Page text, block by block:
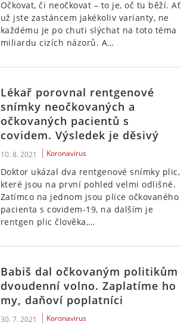
Očkovat, či neočkovat – to je, oč tu běží. Ať
už jste zastáncem jakékoliv varianty, ne
každému je po chuti slýchat na toto téma
miliardu cizích názorů. A…
Lékař porovnal rentgenové
snímky neočkovaných a
očkovaných pacientů s
covidem. Výsledek je děsivý
10. 8. 2021 Koronavirus
Doktor ukázal dva rentgenové snímky plic,
které jsou na první pohled velmi odlišné.
Zatímco na jednom jsou plíce očkovaného
pacienta s covidem-19, na dalším je
rentgen plic člověka,…
Babiš dal očkovaným politikům
dvoudenní volno. Zaplatíme ho
my, daňoví poplatníci
30. 7. 2021 Koronavirus